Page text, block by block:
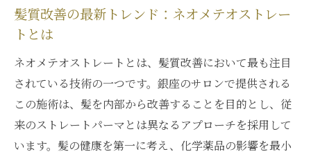
ン
髪の内部から変わるネオメテオストレートの魅
ネオメテオストレートの内部からのアプロ
ーチ
髪の内部構造に働きかけるネオメテオスト
レート
髪質改善の最新トレンド：ネオメテオストレー
トとは
ネオメテオストレートとは、髪質改善において最も注目
されている技術の一つです。銀座のサロンで提供される
この施術は、髪を内部から改善することを目的とし、従
来のストレートパーマとは異なるアプローチを採用して
います。髪の健康を第一に考え、化学薬品の影響を最小